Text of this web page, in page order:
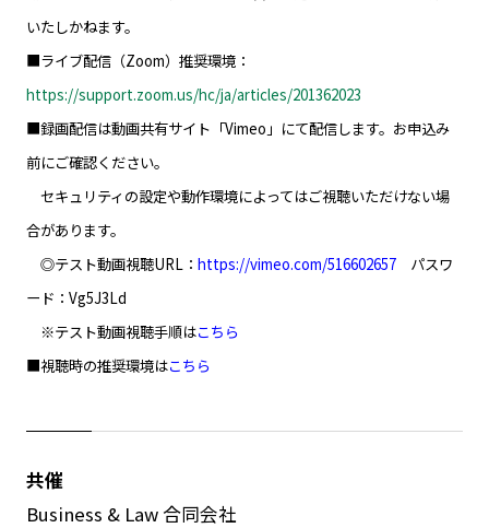
いたしかねます。
■ライブ配信（Zoom）推奨環境：
https://support.zoom.us/hc/ja/articles/201362023
■録画配信は動画共有サイト「Vimeo」にて配信します。お申込み
前にご確認ください。
セキュリティの設定や動作環境によってはご視聴いただけない場
合があります。
◎テスト動画視聴URL： https://vimeo.com/516602657パスワ
ード：Vg5J3Ld
※テスト動画視聴手順はこちら
■視聴時の推奨環境はこちら
共催
Business & Law 合同会社